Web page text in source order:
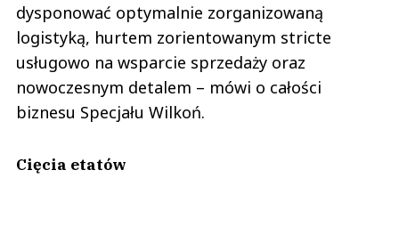
dysponować optymalnie zorganizowaną
logistyką, hurtem zorientowanym stricte
usługowo na wsparcie sprzedaży oraz
nowoczesnym detalem – mówi o całości
biznesu Specjału Wilkoń.
Cięcia etatów